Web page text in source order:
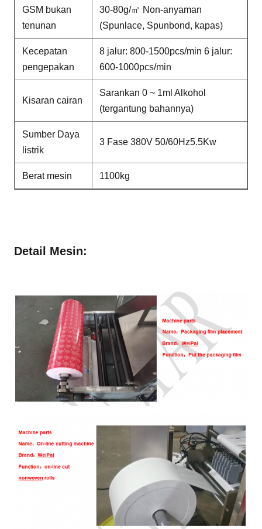
GSM bukan
tenunan
30-80g/㎡ Non-anyaman
(Spunlace, Spunbond, kapas)
Kecepatan
pengepakan
8 jalur: 800-1500pcs/min 6 jalur:
600-1000pcs/min
Kisaran cairan
Sarankan 0 ~ 1ml Alkohol
(tergantung bahannya)
Sumber Daya
listrik
3 Fase 380V 50/60Hz5.5Kw
Berat mesin 1100kg
Detail Mesin: